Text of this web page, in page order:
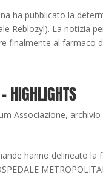
ha pubblicato la
Reblozyl). La notizia
finalmente al farmaco
HIGHLIGHTS
Associazione,
hanno delineato la